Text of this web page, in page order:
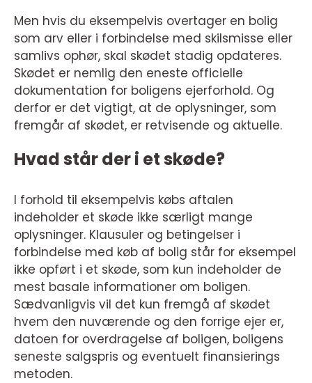
Men hvis du eksempelvis overtager en bolig
som arv eller i forbindelse med skilsmisse eller
samlivs ophør, skal skødet stadig opdateres.
Skødet er nemlig den eneste officielle
dokumentation for boligens ejerforhold. Og
derfor er det vigtigt, at de oplysninger, som
fremgår af skødet, er retvisende og aktuelle.
Hvad står der i et skøde?
I forhold til eksempelvis købs aftalen
indeholder et skøde ikke særligt mange
oplysninger. Klausuler og betingelser i
forbindelse med køb af bolig står for eksempel
ikke opført i et skøde, som kun indeholder de
mest basale informationer om boligen.
Sædvanligvis vil det kun fremgå af skødet
hvem den nuværende og den forrige ejer er,
datoen for overdragelse af boligen, boligens
seneste salgspris og eventuelt finansierings
metoden.